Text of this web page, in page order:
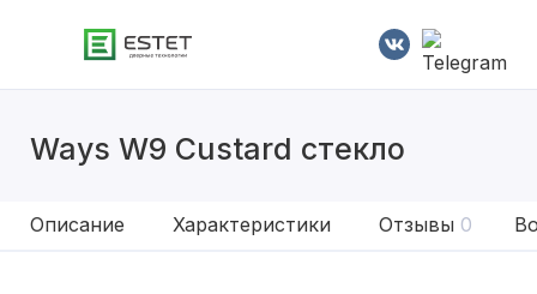
Ways W9 Custard стекло
Описание Характеристики Отзывы 0